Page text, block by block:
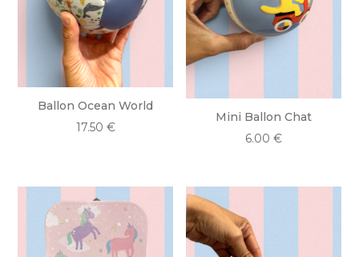
Ballon Ocean World
17.50 €
Mini Ballon Chat
6.00 €